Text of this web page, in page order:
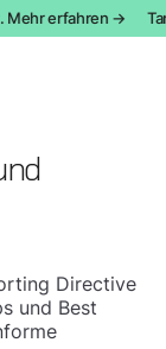
Mehr erfahren →
Directive
und Best